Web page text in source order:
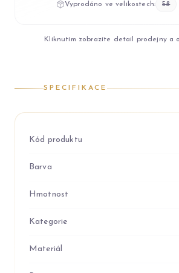
Vyprodáno ve velikostech: 58
Kliknutím zobrazíte detail prodejny a
SPECIFIKACE
Kód produktu
Barva
Hmotnost
Kategorie
Materiál